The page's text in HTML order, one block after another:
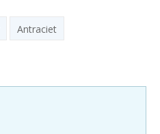
Antraciet